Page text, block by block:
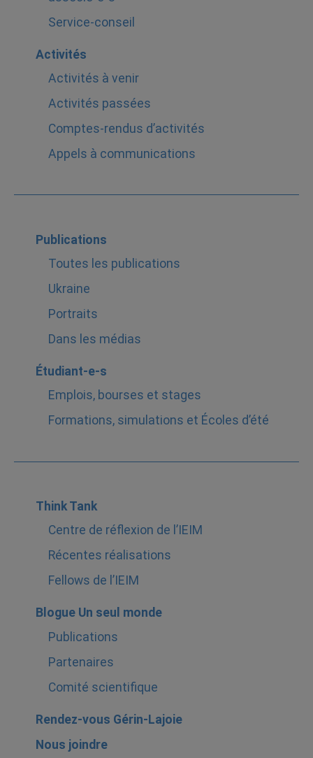
Service-conseil
Activités
Activités à venir
Activités passées
Comptes-rendus d’activités
Appels à communications
Publications
Toutes les publications
Ukraine
Portraits
Dans les médias
Étudiant-e-s
Emplois, bourses et stages
Formations, simulations et Écoles d’été
Think Tank
Centre de réflexion de l’IEIM
Récentes réalisations
Fellows de l’IEIM
Blogue Un seul monde
Publications
Partenaires
Comité scientifique
Rendez-vous Gérin-Lajoie
Nous joindre